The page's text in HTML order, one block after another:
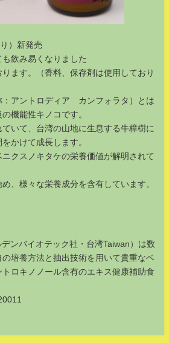
）新発売
飲み易くなりました
ます。（香料、保存剤は使用しており
：アントロディア カンフォラタ）とは
機能性キノコです。
ていて、台湾の山地に生息する牛樟樹に
かけて成長します。
クスノキタケの栄養価値が解明されて
、様々な栄養成分を含有しています。
ンバイオテック社・台湾Taiwan）は数
培養方法と抽出技術を用いて貴重なベ
ロキノノール含有のエキス健康補助食